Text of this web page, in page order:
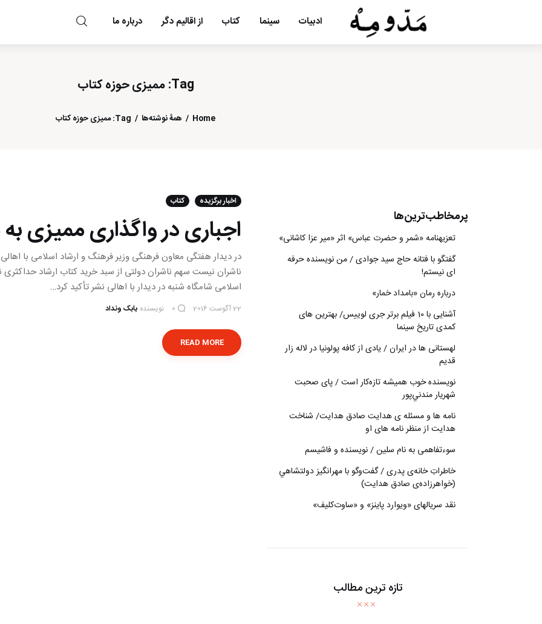
ادبیات سینما کتاب از اقالیم دگر درباره ما
Tag: ممیزی حوزه کتاب
Home همهٔ نوشته‌ها Tag: ممیزی حوزه کتاب
اخبار برگزیده کتاب
اجباری در واگذاری ممیزی
در دیدار هفتگی معاون فرهنگی وزیر فرهنگ و ارشاد اسلامی با
ناشران نیست سهم ناشران دولتی از سبد خرید کتاب ارشاد
اسلامی شامگاه شنبه در دیدار با اهالی نشر تأکید کرد…
22 آگوست 2016 0 نویسنده بابک ونداد
READ MORE
پرمخاطب‌ترین‌ها
تعزیه‎نامه‏ «شمر و حضرت عباس» اثر «میر عزا کاشانی»
گفتگو با فتانه حاج سید جوادی / من نویسنده حرفه
ای نیستم!
درباره رمان «بامداد خمار»
آشنایی با 10 فیلم برتر جری لوییس/ بهترین های
کمدی تاریخ سینما
لهستانی ها در ایران / یادی از کافه پولونیا در لاله زار
قدیم
نويسنده خوب هميشه تازه‌كار است / پای صحبت
شهريار مندني‌پور
نامه ها و مسئله ی هدایت صادق هدایت/ شناخت
هدایت از منظر نامه های او
سوءتفاهمی به نام سلین / نویسنده و فاشیسم
خاطراتِ خانه‌ی پدری / گفت‌وگو با مهرانگيز دولتشاهي
(خواهرزاده‌ی صادق هدايت)
نقد سریالهای «ویوارد پاینز» و «ساوت‌کلیف»
تازه ترین مطالب